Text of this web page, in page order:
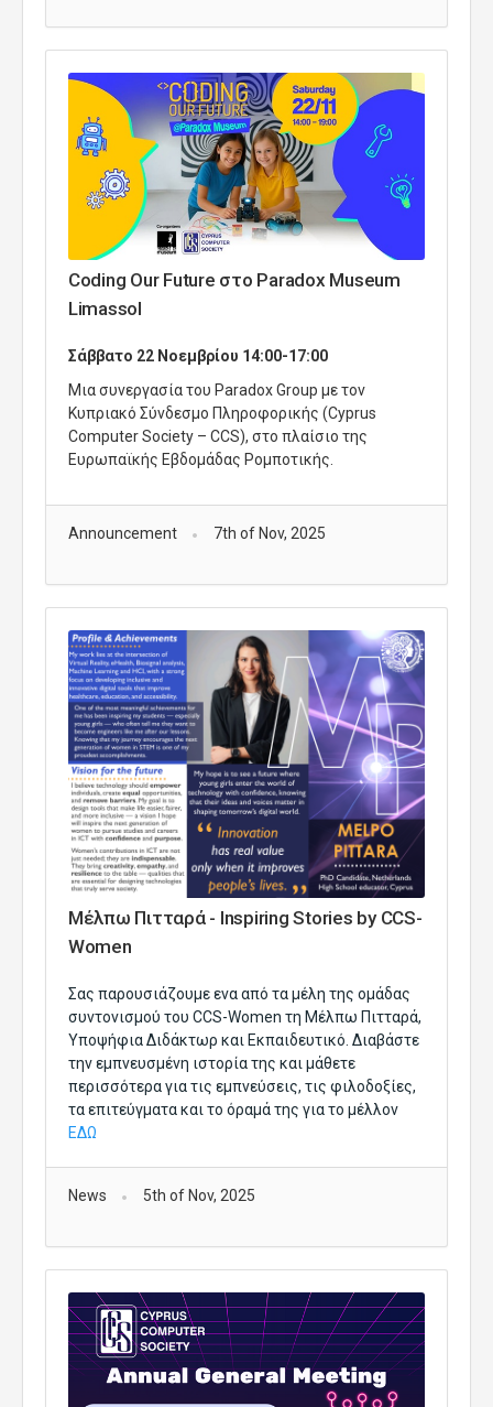
Coding Our Future στο Paradox Museum
Limassol
Σάββατο 22 Νοεμβρίου 14:00-17:00
Μια συνεργασία του Paradox Group με τον
Κυπριακό Σύνδεσμο Πληροφορικής (Cyprus
Computer Society – CCS), στο πλαίσιο της
Ευρωπαϊκής Εβδομάδας Ρομποτικής.
Announcement 7th of Nov, 2025
Μέλπω Πιτταρά - Inspiring Stories by CCS-
Women
Σας παρουσιάζουμε ενα από τα μέλη της ομάδας
συντονισμού του CCS-Women τη Μέλπω Πιτταρά,
Υποψήφια Διδάκτωρ και Εκπαιδευτικό. Διαβάστε
την εμπνευσμένη ιστορία της και μάθετε
περισσότερα για τις εμπνεύσεις, τις φιλοδοξίες,
τα επιτεύγματα και το όραμά της για τ
ΕΔΩ
News 5th of Nov, 2025